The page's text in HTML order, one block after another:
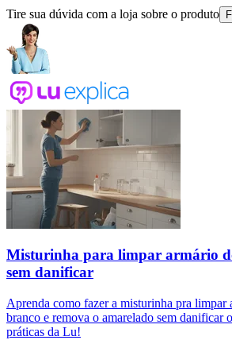
Tire sua dúvida com a loja sobre o produto
Misturinha para limpar armário
sem danificar
Aprenda como fazer a misturinha pra limpar
branco e remova o amarelado sem danificar
práticas da Lu!